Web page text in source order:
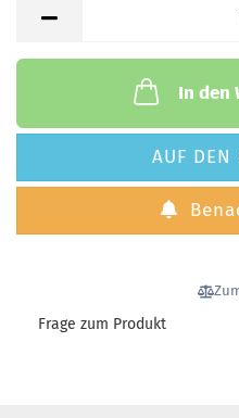
Lieferzeit:2 -
In den
AUF DEN
Frage zum Produkt